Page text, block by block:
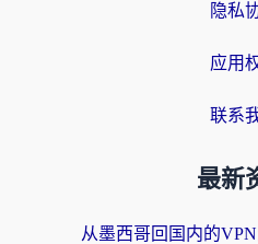
隐私
应用
联系
最新